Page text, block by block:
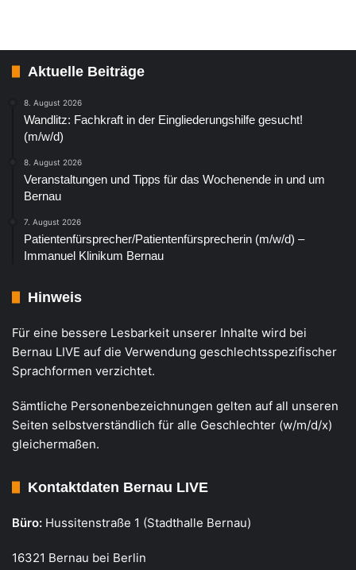
Aktuelle Beiträge
8. August 2026
Wandlitz: Fachkraft in der Eingliederungshilfe gesucht!
(m/w/d)
8. August 2026
Veranstaltungen und Tipps für das Wochenende in und um
Bernau
7. August 2026
Patientenfürsprecher/Patientenfürsprecherin (m/w/d) –
Immanuel Klinikum Bernau
Hinweis
Für eine bessere Lesbarkeit unserer Inhalte wird bei
Bernau LIVE auf die Verwendung geschlechtsspezifischer
Sprachformen verzichtet.
Sämtliche Personenbezeichnungen gelten auf all unseren
Seiten selbstverständlich für alle Geschlechter (w/m/d/x)
gleichermaßen.
Kontaktdaten Bernau LIVE
Büro: Hussitenstraße 1 (Stadthalle Bernau)
16321 Bernau bei Berlin